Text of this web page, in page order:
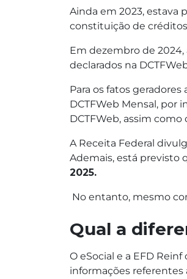
Ainda em 2023, estava
constituição de
Em dezembro de
declarados na
Para os fatos
DCTFWeb Mensal, por
DCTFWeb, assim como
A Receita Federal
Ademais, está previsto
2025.
No entanto, mesmo
Qual a
O eSocial e a EFD
informações referentes